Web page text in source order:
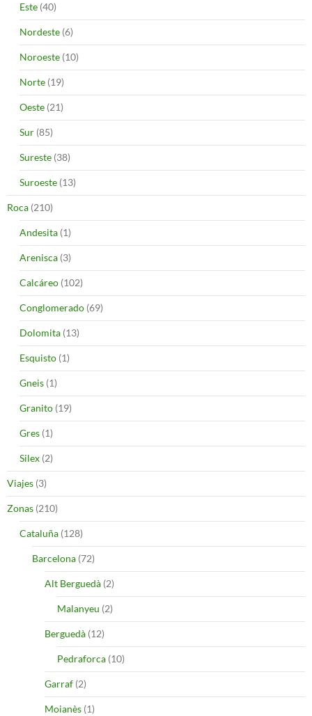
Este (40)
Nordeste (6)
Noroeste (10)
Norte (19)
Oeste (21)
Sur (85)
Sureste (38)
Suroeste (13)
Roca (210)
Andesita (1)
Arenisca (3)
Calcáreo (102)
Conglomerado (69)
Dolomita (13)
Esquisto (1)
Gneis (1)
Granito (19)
Gres (1)
Silex (2)
Viajes (3)
Zonas (210)
Cataluña (128)
Barcelona (72)
Alt Berguedà (2)
Malanyeu (2)
Berguedà (12)
Pedraforca (10)
Garraf (2)
Moianès (1)